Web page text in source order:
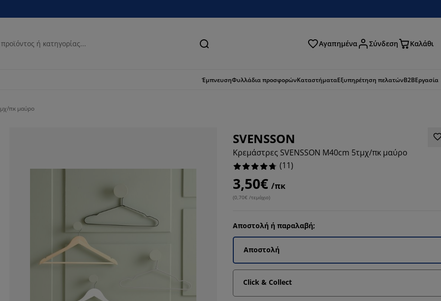
Αναζήτηση Αγαπημένα Σύνδεση Καλάθι
ΈμπνευσηΦυλλάδια προσφορώνΚαταστήματαΕξυπηρέτηση πελατώνB2BΕργασία
πκ μαύρο
SVENSSON
Κρεμάστρες SVENSSON Μ40cm 5τμχ/πκ μαύρο
(11)
3,50€ /πκ
(0,70€ /τεμάχιο)
Αποστολή ή παραλαβή;
Αποστολή
Click & Collect
9.090909090909092%